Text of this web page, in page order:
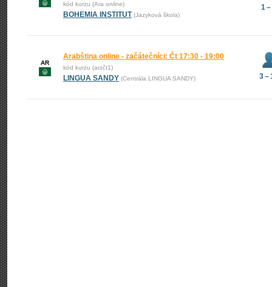
kód kurzu (Ara online)
BOHEMIA INSTITUT (Jazyková škola)
1
AR
Arabština online - začátečníci: Čt 17:30 - 19:00
kód kurzu (arzčt1)
LINGUA SANDY (Centrála LINGUA SANDY) 3 –